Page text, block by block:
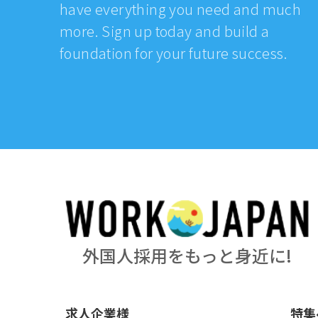
have everything you need and much
more. Sign up today and build a
foundation for your future success.
外国人採用をもっと身近に!
求人企業様 特